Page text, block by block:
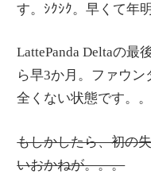
す。ｼｸｼｸ。早くて年
LattePanda Deltaの最
ら早3か月。ファウ
全くない状態です。。
もしかしたら、初の
いおかねが。。。